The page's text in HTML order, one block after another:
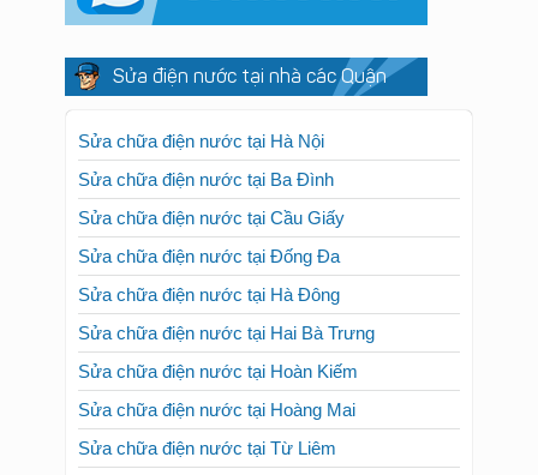
Sửa điện nước tại nhà các Quận
Sửa chữa điện nước tại Hà Nội
Sửa chữa điện nước tại Ba Đình
Sửa chữa điện nước tại Cầu Giấy
Sửa chữa điện nước tại Đống Đa
Sửa chữa điện nước tại Hà Đông
Sửa chữa điện nước tại Hai Bà Trưng
Sửa chữa điện nước tại Hoàn Kiếm
Sửa chữa điện nước tại Hoàng Mai
Sửa chữa điện nước tại Từ Liêm